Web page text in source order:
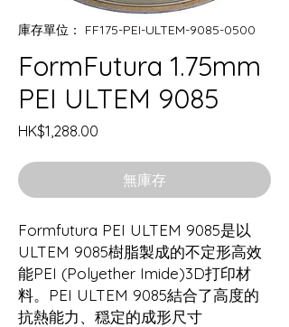
庫存單位： FF175-PEI-ULTEM-9085-0500
FormFutura 1.75mm
PEI ULTEM 9085
HK$1,288.00
無庫存
Formfutura PEI ULTEM 9085是以
ULTEM 9085樹脂製成的不定形高效
能PEI (Polyether Imide)3D打印材
料。PEI ULTEM 9085結合了高度的
抗熱能力、穏定的成形尺寸